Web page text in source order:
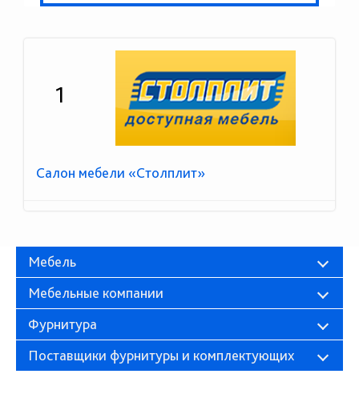
1
Салон мебели «Столплит»
Мебель
Мебельные компании
Фурнитура
Поставщики фурнитуры и комплектующих